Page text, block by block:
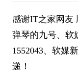
感谢IT之家网友
弹琴的九号、软
1552043、软媒
递！